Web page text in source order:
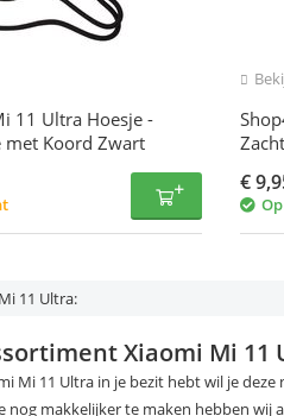
11 Ultra Hoesje -
met Koord Zwart
€
11 Ultra:
Xiaomi Mi 11
Mi 11 Ultra in je bezit hebt wil je
nog makkelijker te maken hebben